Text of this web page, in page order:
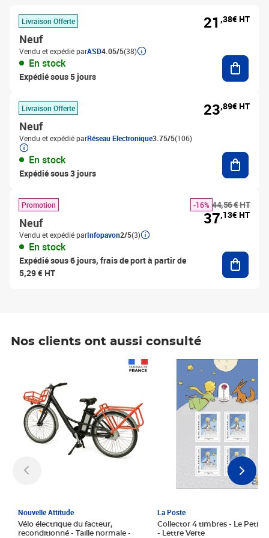
Livraison Offerte
Neuf
Vendu et expédié parASD4.05/5(38)
En stock
Expédié sous 5 jours
21 ,38€ HT
Livraison Offerte
Neuf
Vendu et expédié parRéseau Electronique3.75/5(106)
En stock
Expédié sous 3 jours
23,89€ HT
Promotion
Neuf
Vendu et expédié parInfopavon2/5(3)
En stock
Expédié sous 6 jours, frais de port à partir de
5,29 € HT
44,56 € HT
-16%
37,13€ HT
Nos clients ont aussi consulté
Nouvelle Attitude
Vélo électrique du facteur,
reconditionné - Taille normale -
La Poste
Collector 4 timbres - Le Petit
- Lettre Verte
Prix 6,25€ HT